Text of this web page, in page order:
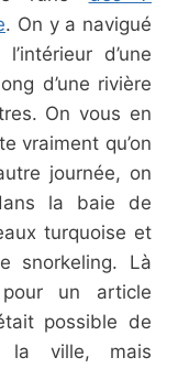
. On y a navigué
d’une
d’une rivière
On vous en
vraiment qu’on
journée, on
la baie de
turquoise et
snorkeling. Là
un article
possible de
la ville, mais